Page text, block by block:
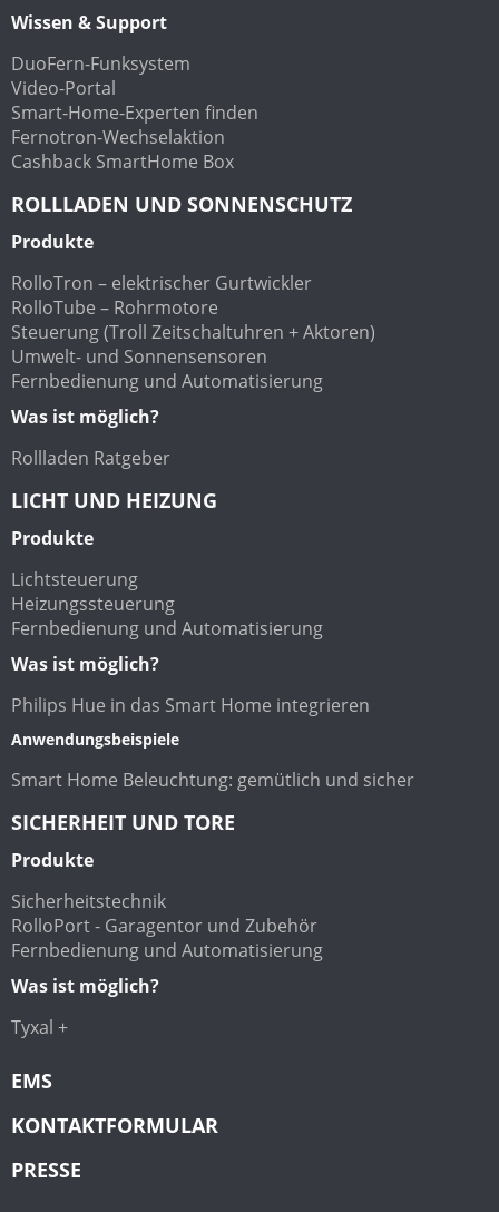
Wissen & Support
DuoFern-Funksystem
Video-Portal
Smart-Home-Experten finden
Fernotron-Wechselaktion
Cashback SmartHome Box
ROLLLADEN UND SONNENSCHUTZ
Produkte
RolloTron – elektrischer Gurtwickler
RolloTube – Rohrmotore
Steuerung (Troll Zeitschaltuhren + Aktoren)
Umwelt- und Sonnensensoren
Fernbedienung und Automatisierung
Was ist möglich?
Rollladen Ratgeber
LICHT UND HEIZUNG
Produkte
Lichtsteuerung
Heizungssteuerung
Fernbedienung und Automatisierung
Was ist möglich?
Philips Hue in das Smart Home integrieren
Anwendungsbeispiele
Smart Home Beleuchtung: gemütlich und sicher
SICHERHEIT UND TORE
Produkte
Sicherheitstechnik
RolloPort - Garagentor und Zubehör
Fernbedienung und Automatisierung
Was ist möglich?
Tyxal +
EMS
KONTAKTFORMULAR
PRESSE